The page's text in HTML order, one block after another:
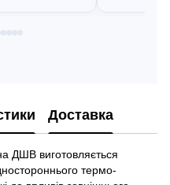
Доставка
ДШВ виготовляється
термо-